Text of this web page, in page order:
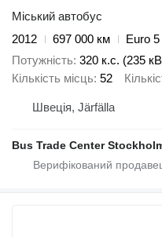
Міський автобус
2012
697 000 км
Euro 5
Потужність 320 к.с. (235
Кількість місць 52
Швеція, Järfälla
Bus Trade Center